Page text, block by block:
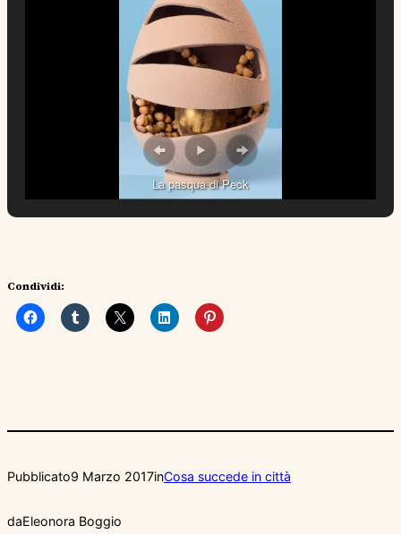
La pasqua di Peck
Condividi:
Pubblicato9 Marzo 2017inCosa succede in città
daEleonora Boggio